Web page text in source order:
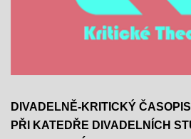
DIVADELNĚ-KRITICKÝ ČASOPIS
PŘI KATEDŘE DIVADELNÍCH